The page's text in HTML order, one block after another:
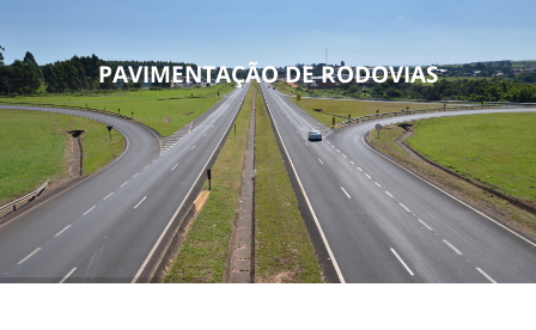
Vias Urbanas
Rodovias
Drenagem
Terraplenagem
PAVIMENTAÇÃODERODOVIAS